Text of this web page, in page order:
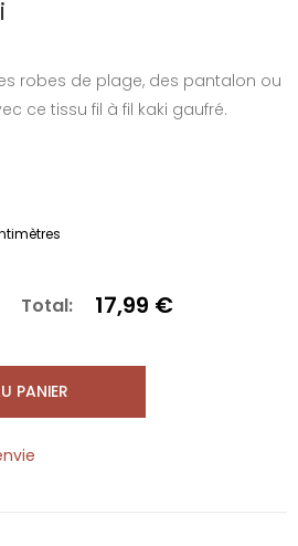
robes de plage, des pantalon ou
ce tissu fil à fil kaki gaufré.
Total: 17,99 €
PANIER